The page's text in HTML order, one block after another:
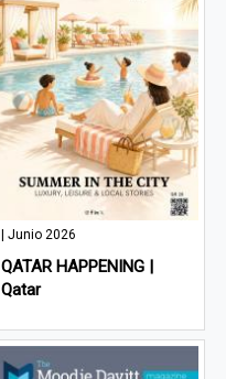
| Junio 2026
QATAR HAPPENING |
Qatar